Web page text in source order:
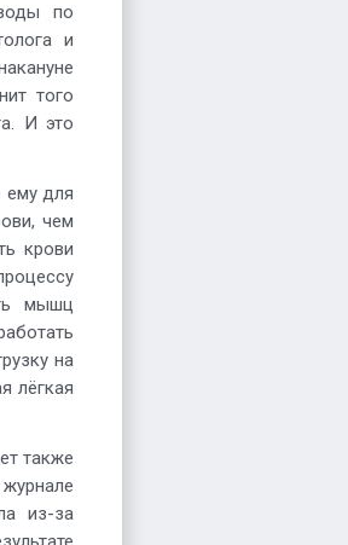
по
и
того
И это
ему для
чем
крови
мышц
на
лёгкая
также
из-за